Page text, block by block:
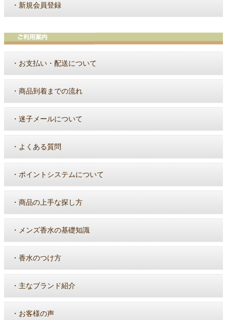
・ 新規会員登録
・ お支払い・配送について
・ 商品到着までの流れ
・ 迷子メールについて
・ よくある質問
・ ポイントシステムについて
・ 商品の上手な探し方
・ メンズ香水の基礎知識
・ 香水のつけ方
・ 主なブランド紹介
・ お客様の声